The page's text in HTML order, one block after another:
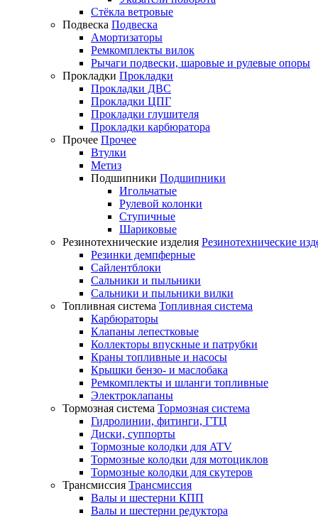
Стёкла ветровые
Подвеска Подвеска
Амортизаторы
Ремкомплекты вилок
Рычаги подвески, шаровые и рулевые опоры
Прокладки Прокладки
Прокладки ДВС
Прокладки ЦПГ
Прокладки глушителя
Прокладки карбюратора
Прочее Прочее
Втулки
Метиз
Подшипники Подшипники
Игольчатые
Рулевой колонки
Ступичные
Шариковые
Резинотехнические изделия Резинотехнические
Резинки демпферные
Сайлентблоки
Сальники и пыльники
Сальники и пыльники вилки
Топливная система Топливная система
Карбюраторы
Клапаны лепестковые
Коллекторы впускные и патрубки
Краны топливные и насосы
Крышки бензо- и маслобака
Ремкомплекты и шланги топливные
Электроклапаны
Тормозная система Тормозная система
Гидролинии, фитинги, ГТЦ
Диски, суппорты
Тормозные колодки для ATV
Тормозные колодки для мотоциклов
Тормозные колодки для скутеров
Трансмиссия Трансмиссия
Валы и шестерни КПП
Валы и шестерни редуктора